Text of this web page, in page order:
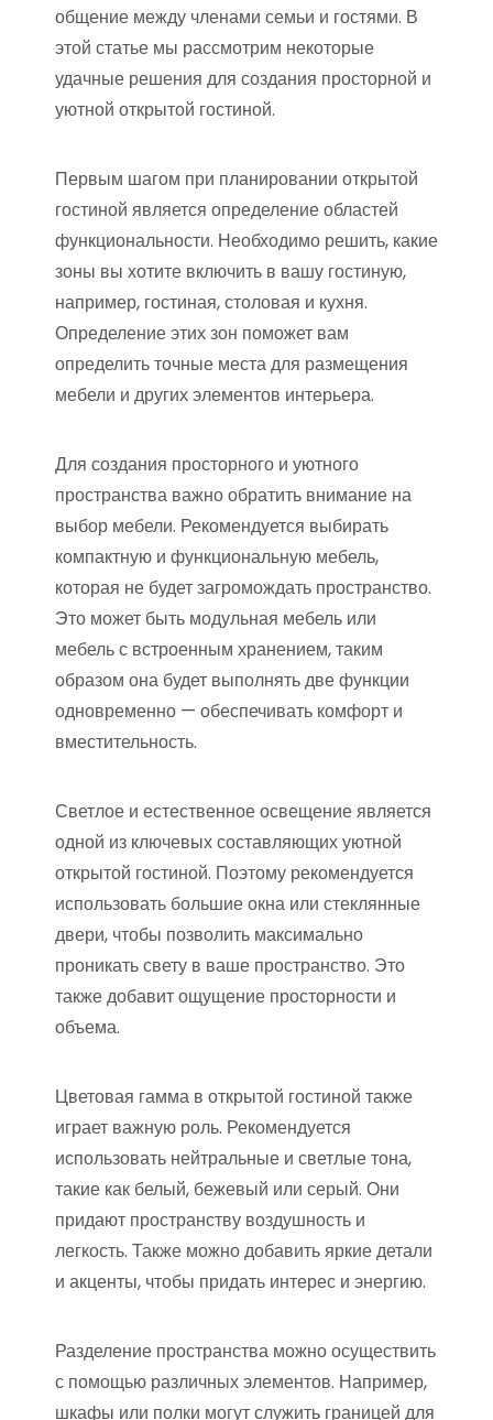
общение между членами семьи и гостями. В
этой статье мы рассмотрим некоторые
удачные решения для создания просторной и
уютной открытой гостиной.
Первым шагом при планировании открытой
гостиной является определение областей
функциональности. Необходимо решить, какие
зоны вы хотите включить в вашу гостиную,
например, гостиная, столовая и кухня.
Определение этих зон поможет вам
определить точные места для размещения
мебели и других элементов интерьера.
Для создания просторного и уютного
пространства важно обратить внимание на
выбор мебели. Рекомендуется выбирать
компактную и функциональную мебель,
которая не будет загромождать пространство.
Это может быть модульная мебель или
мебель с встроенным хранением, таким
образом она будет выполнять две функции
одновременно — обеспечивать комфорт и
вместительность.
Светлое и естественное освещение является
одной из ключевых составляющих уютной
открытой гостиной. Поэтому рекомендуется
использовать большие окна или стеклянные
двери, чтобы позволить максимально
проникать свету в ваше пространство. Это
также добавит ощущение просторности и
объема.
Цветовая гамма в открытой гостиной также
играет важную роль. Рекомендуется
использовать нейтральные и светлые тона,
такие как белый, бежевый или серый. Они
придают пространству воздушность и
легкость. Также можно добавить яркие детали
и акценты, чтобы придать интерес и энергию.
Разделение пространства можно осуществить
с помощью различных элементов. Например,
шкафы или полки могут служить границей для